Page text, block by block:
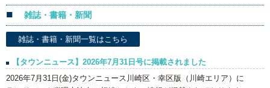
雑誌・書籍・新聞
雑誌・書籍・新聞一覧はこちら
【タウンニュース】2026年7月31日号に掲載されました
2026年7月31日(金)タウンニュース川崎区・幸区版 （川崎エリア）に